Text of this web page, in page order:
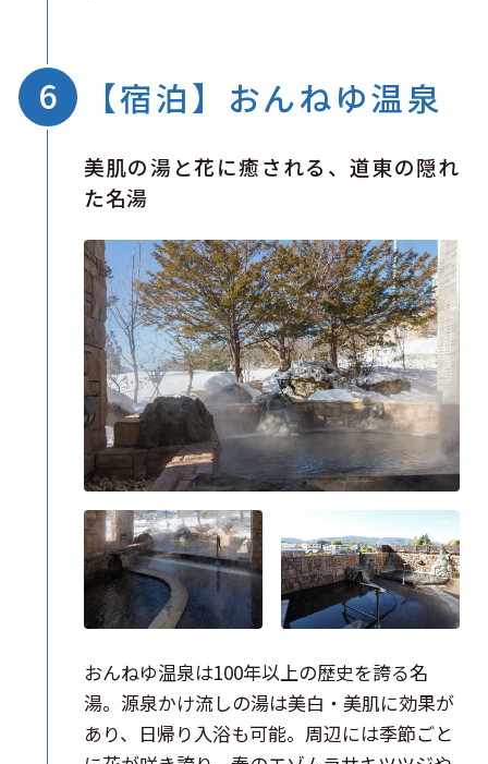
【宿泊】おんねゆ温泉
美肌の湯と花に癒される、道東の隠れ
た名湯
おんねゆ温泉は100年以上の歴史を誇る名
湯。源泉かけ流しの湯は美白・美肌に効果が
あり、日帰り入浴も可能。周辺には季節ごと